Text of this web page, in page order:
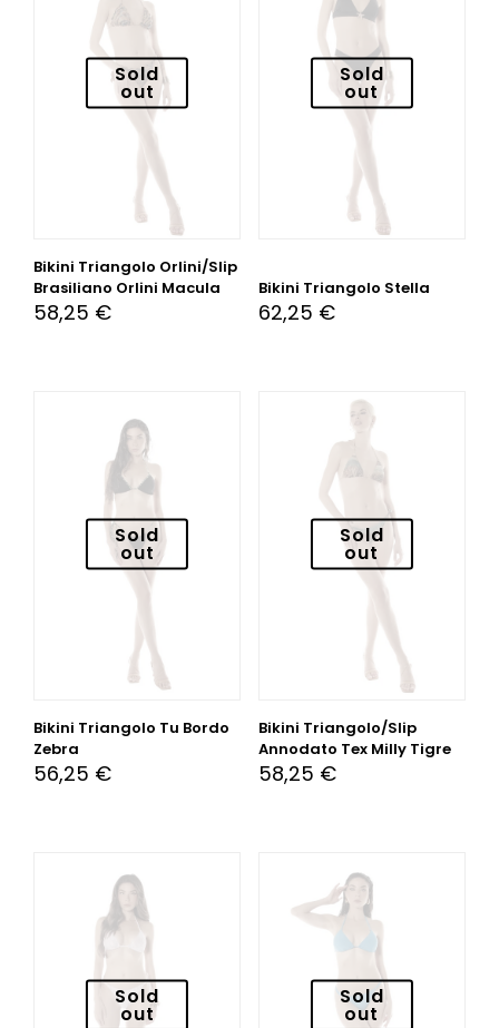
Sold
out
Bikini Triangolo Orlini/Slip
Brasiliano Orlini Macula
58,25 €
Sold
out
Bikini Triangolo Stella
62,25 €
Sold
out
Bikini Triangolo Tu Bordo
Zebra
56,25 €
Sold
out
Bikini Triangolo/Slip
Annodato Tex Milly Tigre
58,25 €
Sold
out
Sold
out